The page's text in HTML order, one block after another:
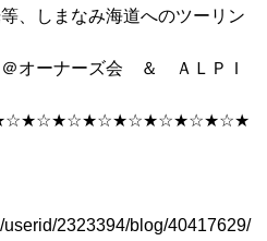
しまなみ海道へのツーリン
オーナーズ会 ＆ ＡＬＰＩ
2323394/blog/40417629/